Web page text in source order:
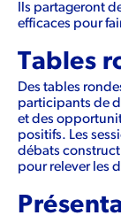
Ils partageront
efficaces pour
Tables
Des tables
participants de
et des
positifs. Les
débats
pour relever les